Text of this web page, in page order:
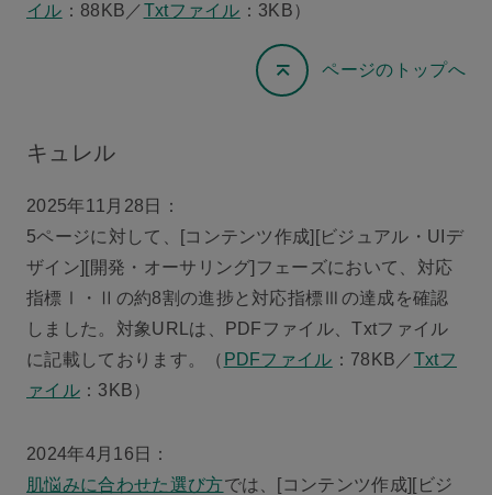
イル ：88KB／Txtファイル ：3KB）
ページのトップへ
キュレル
2025年11月28日：
5ページに対して、[コンテンツ作成][ビジュアル・UIデ
ザイン][開発・オーサリング]フェーズにおいて、対応
指標Ⅰ・Ⅱの約8割の進捗と対応指標Ⅲの達成を確認
しました。対象URLは、PDFファイル、Txtファイル
に記載しております。（ PDFファイル ：78KB／Txtフ
ァイル：3KB）
2024年4月16日：
肌悩みに合わせた選び方では、[コンテンツ作成][ビジ